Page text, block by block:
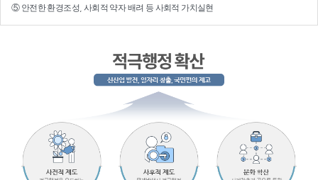
⑤ 안전한 환경조성, 사회적 약자 배려 등 사회적 가치실현